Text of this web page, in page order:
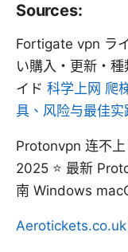
Sources:
Fortigate vpn ラ
い購入・更新・
イド 科学上网 爬
具、风险与最佳实
Protonvpn 连不
2025 ⭐ 最新
南 Windows